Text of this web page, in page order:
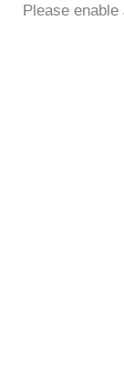
Please